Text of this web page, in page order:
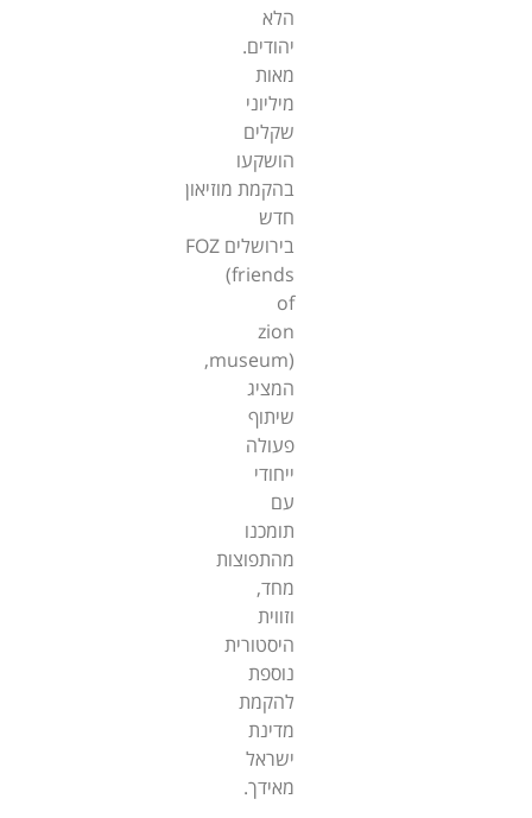
הלא
יהודים.
מאות
מיליוני
שקלים
הושקעו
בהקמת מוזיאון
חדש
בירושלים FOZ
(friends
of
zion
museum),
המציג
שיתוף
פעולה
ייחודי
עם
תומכנו
מהתפוצות
מחד,
וזווית
היסטורית
נוספת
להקמת
מדינת
ישראל
מאידך.